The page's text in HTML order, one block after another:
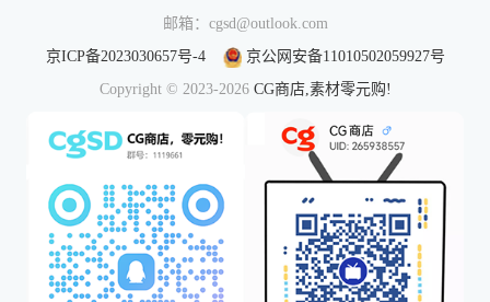
邮箱：cgsd@outlook.com
京ICP备2023030657号-4
京公网安备11010502059927号
Copyright © 2023-2026 CG商店,素材零元购!